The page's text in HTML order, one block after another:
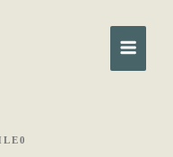
Mühle Tengen